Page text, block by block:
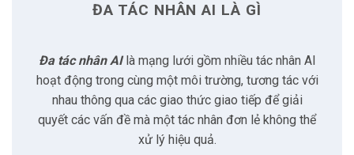
2.2 Môi trường vận hành
Cơ chế tương tác
ĐA TÁC NHÂN AI LÀ GÌ
Đa tác nhân AI là mạng lưới gồm nhiều tác nhân AI
hoạt động trong cùng một môi trường, tương tác với
nhau thông qua các giao thức giao tiếp để giải
quyết các vấn đề mà một tác nhân đơn lẻ không thể
xử lý hiệu quả.